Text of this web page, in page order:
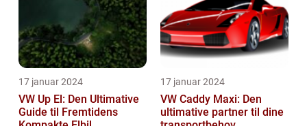
17 januar 2024
VW Up El: Den Ultimative
Guide til Fremtidens
17 januar 2024
VW Caddy Maxi: Den
ultimative partner til dine